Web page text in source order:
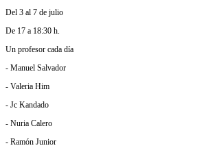
Del 3 al 7 de julio
De 17 a 18:30 h.
Un profesor cada día
- Manuel Salvador
- Valeria Him
- Jc Kandado
- Nuria Calero
- Ramón Junior